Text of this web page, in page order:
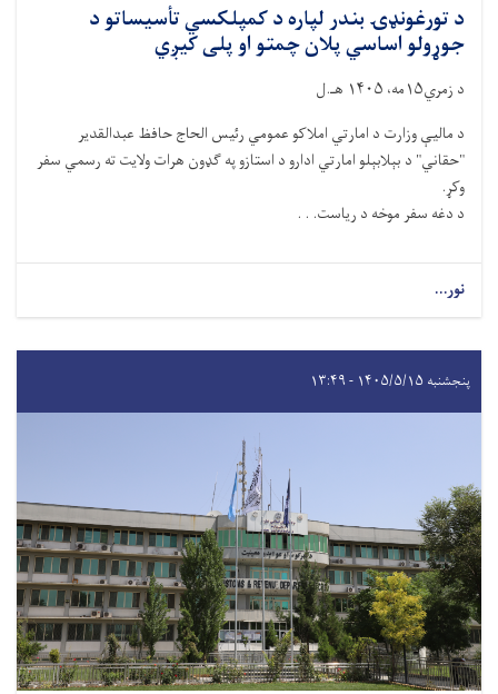
د تورغونډۍ بندر لپاره د کمپلکسي تأسیساتو د
جوړولو اساسي پلان چمتو او پلی کیږي
د زمري۱۵مه، ۱۴۰۵ هـ.ل
د مالیې وزارت د امارتي املاکو عمومي رئیس الحاج حافظ عبدالقدیر
"حقاني" د بېلابېلو امارتي ادارو د استازو په ګډون هرات ولایت ته رسمي سفر
وکړ.
د دغه سفر موخه د ریاست. . .
نور...
پنجشنبه ۱۴۰۵/۵/۱۵ - ۱۳:۴۹